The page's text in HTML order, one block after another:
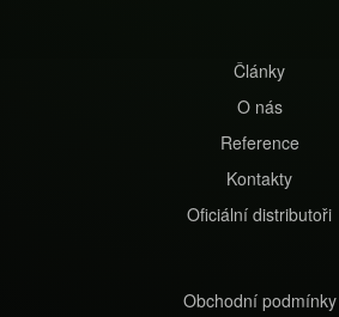
Články
O nás
Reference
Kontakty
Oficiální distributoři
Obchodní podmínky